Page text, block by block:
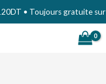
• Toujours gratuite sur le